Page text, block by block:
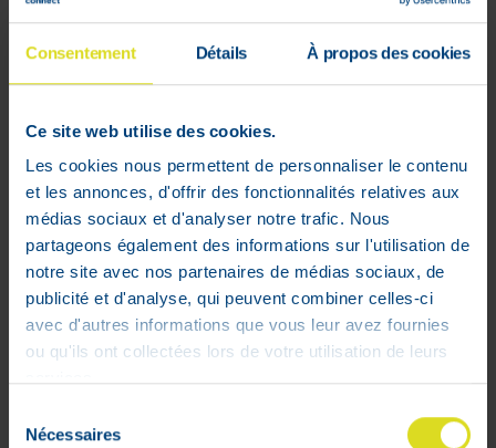
Consentement Détails À propos des cookies
Ce site web utilise des cookies.
Les cookies nous permettent de personnaliser le contenu
et les annonces, d'offrir des fonctionnalités relatives aux
médias sociaux et d'analyser notre trafic. Nous
partageons également des informations sur l'utilisation de
notre site avec nos partenaires de médias sociaux, de
publicité et d'analyse, qui peuvent combiner celles-ci
avec d'autres informations que vous leur avez fournies
ou qu'ils ont collectées lors de votre utilisation de leurs
Nécessaires
Roger & Gallet Jean-Marie Farina
Savon Rond 100 g
Prix public conseillé : 7 ,90 €
6, 32€